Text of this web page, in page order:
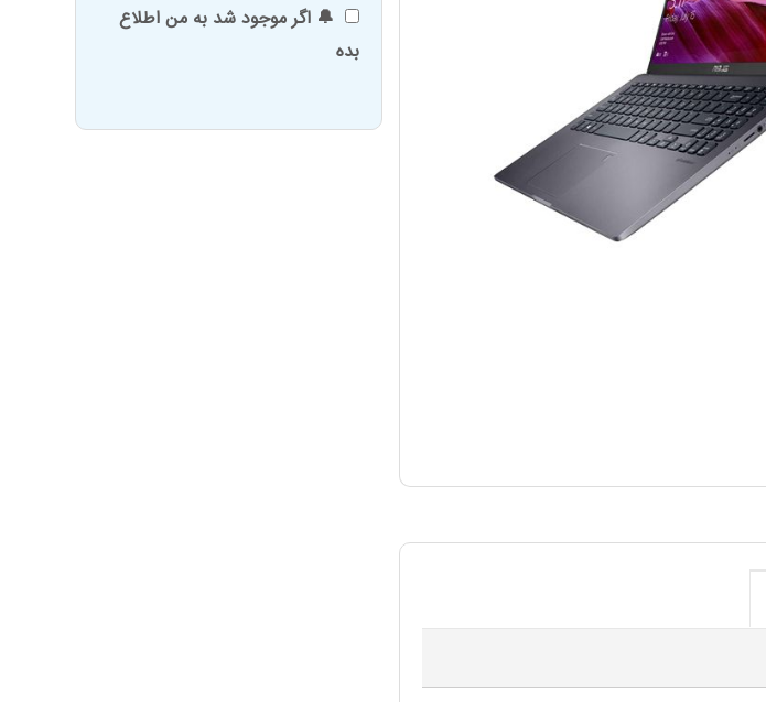
🔔 اگر موجود شد به من اطلاع
بده